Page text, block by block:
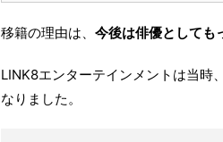
移籍の理由は、 今後は俳優としても
LINK8エンターテインメントは当時
なりました。